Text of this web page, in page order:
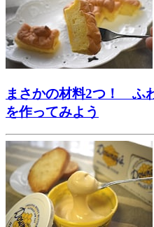
まさかの材料2つ！ ふ
を作ってみよう